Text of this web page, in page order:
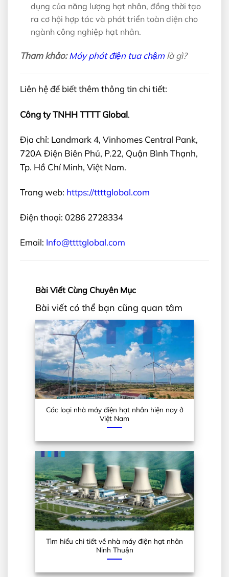
dụng của năng lượng hạt nhân, đồng thời tạo
ra cơ hội hợp tác và phát triển toàn diện cho
ngành công nghiệp hạt nhân.
Tham khảo: Máy phát điện tua chậmlà gì?
Liên hệ để biết thêm thông tin chi tiết:
Công ty TNHH TTTT Global.
Địa chỉ: Landmark 4, Vinhomes Central Pank,
720A Điện Biên Phủ, P.22, Quận Bình Thạnh,
Tp. Hồ Chí Minh, Việt Nam.
Trang web: https://ttttglobal.com
Điện thoại: 0286 2728334
Email: Info@ttttglobal.com
Bài Viết Cùng Chuyên Mục
Bài viết có thể bạn cũng quan tâm
Các loại nhà máy điện hạt nhân hiện nay ở
Việt Nam
Tìm hiểu chi tiết về nhà máy điện hạt nhân
Ninh Thuận